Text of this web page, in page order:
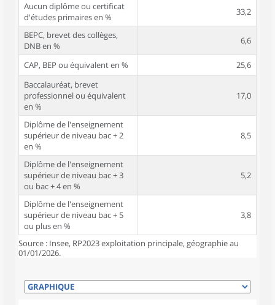
Aucun diplôme ou certificat
d'études primaires en %
33,2
BEPC, brevet des collèges,
DNB en %
6,6
CAP, BEP ou équivalent en %
25,6
Baccalauréat, brevet
professionnel ou équivalent
en %
17,0
Diplôme de l'enseignement
supérieur de niveau bac + 2
en %
8,5
Diplôme de l'enseignement
supérieur de niveau bac + 3
ou bac + 4 en %
5,2
Diplôme de l'enseignement
supérieur de niveau bac + 5
ou plus en %
3,8
Source : Insee, RP2023 exploitation principale, géographie au
01/01/2026.